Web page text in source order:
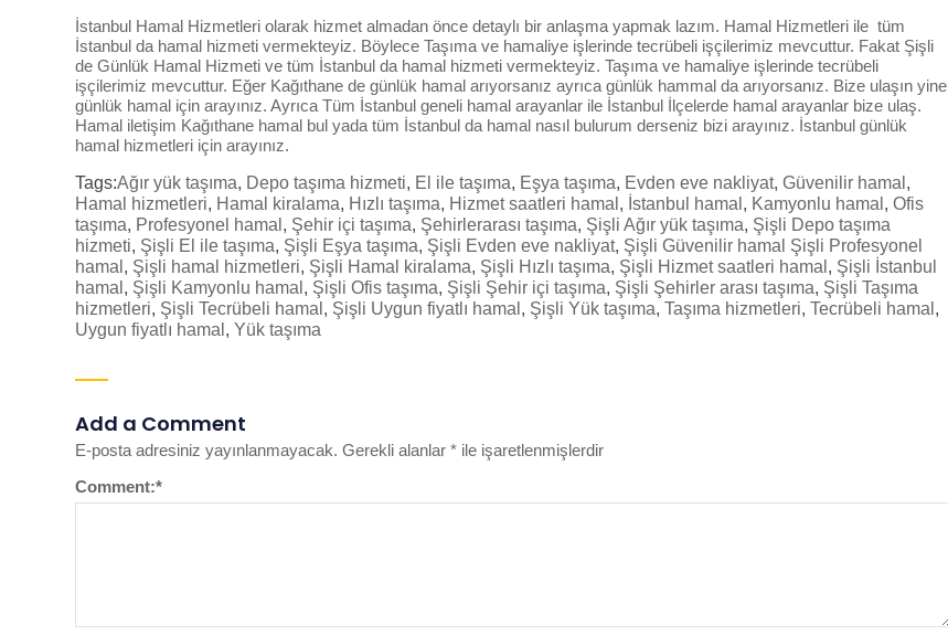
İstanbul Hamal Hizmetleri olarak hizmet almadan önce detaylı bir anlaşma yapmak lazım. Hamal Hizmetleri ile tüm
İstanbul da hamal hizmeti vermekteyiz. Böylece Taşıma ve hamaliye işlerinde tecrübeli işçilerimiz mevcuttur. Fakat Şişli
de Günlük Hamal Hizmeti ve tüm İstanbul da hamal hizmeti vermekteyiz. Taşıma ve hamaliye işlerinde tecrübeli
işçilerimiz mevcuttur. Eğer Kağıthane de günlük hamal arıyorsanız ayrıca günlük hammal da arıyorsanız. Bize ulaşın yine
günlük hamal için arayınız. Ayrıca Tüm İstanbul geneli hamal arayanlar ile İstanbul İlçelerde hamal arayanlar bize ulaş.
Hamal iletişim Kağıthane hamal bul yada tüm İstanbul da hamal nasıl bulurum derseniz bizi arayınız. İstanbul günlük
hamal hizmetleri için arayınız.
Tags:Ağır yük taşıma, Depo taşıma hizmeti, El ile taşıma, Eşya taşıma, Evden eve nakliyat, Güvenilir hamal ,
Hamal hizmetleri, Hamal kiralama, Hızlı taşıma, Hizmet saatleri hamal , İstanbul hamal , Kamyonlu hamal , Ofis
taşıma, Profesyonel hamal , Şehir içi taşıma, Şehirlerarası taşıma, Şişli Ağır yük taşıma, Şişli Depo taşıma
hizmeti, Şişli El ile taşıma, Şişli Eşya taşıma, Şişli Evden eve nakliyat, Şişli Güvenilir hamal Şişli Profesyonel
hamal , Şişli hamal hizmetleri, Şişli Hamal kiralama, Şişli Hızlı taşıma, Şişli Hizmet saatleri hamal , Şişli İstanbul
hamal , Şişli Kamyonlu hamal , Şişli Ofis taşıma, Şişli Şehir içi taşıma, Şişli Şehirler arası taşıma, Şişli Taşıma
hizmetleri, Şişli Tecrübeli hamal , Şişli Uygun fiyatlı hamal , Şişli Yük taşıma, Taşıma hizmetleri, Tecrübeli hamal ,
Uygun fiyatlı hamal , Yük taşıma
Add a Comment
E-posta adresiniz yayınlanmayacak. Gerekli alanlar * ile işaretlenmişlerdir
Comment:*